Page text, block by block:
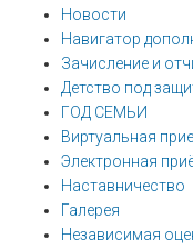
Новости
Навигатор
Зачисление и
Детство под
ГОД СЕМЬИ
Виртуальная
Электронная
Наставничество
Галерея
Независимая